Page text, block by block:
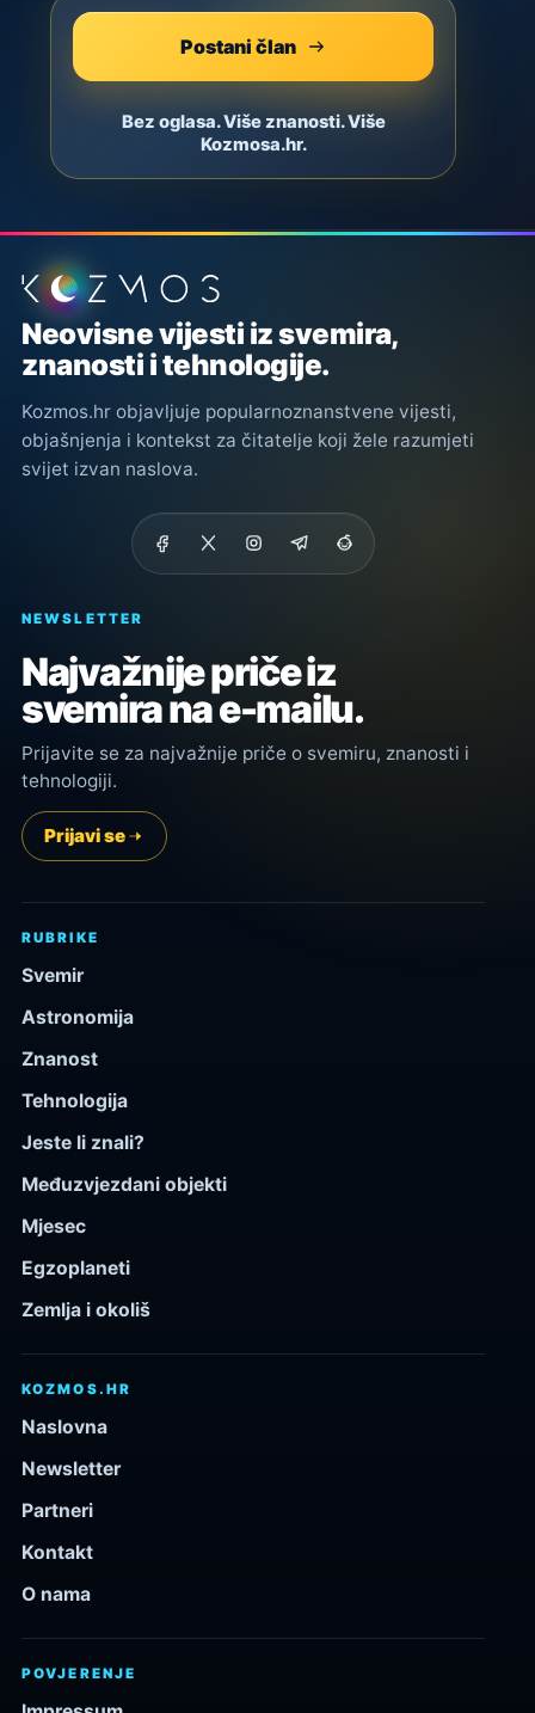
Postani član
Bez oglasa. Više znanosti. Više
Kozmosa.hr.
Podnožje stranice
Neovisne vijesti iz svemira,
znanosti i tehnologije.
Kozmos.hr objavljuje popularnoznanstvene vijesti,
objašnjenja i kontekst za čitatelje koji žele razumjeti
svijet izvan naslova.
NEWSLETTER
Najvažnije priče iz
svemira na e-mailu.
Prijavite se za najvažnije priče o svemiru, znanosti i
tehnologiji.
Prijavi se
RUBRIKE
Svemir
Astronomija
Znanost
Tehnologija
Jeste li znali?
Međuzvjezdani objekti
Mjesec
Egzoplaneti
Zemlja i okoliš
KOZMOS.HR
Naslovna
Newsletter
Partneri
Kontakt
O nama
POVJERENJE